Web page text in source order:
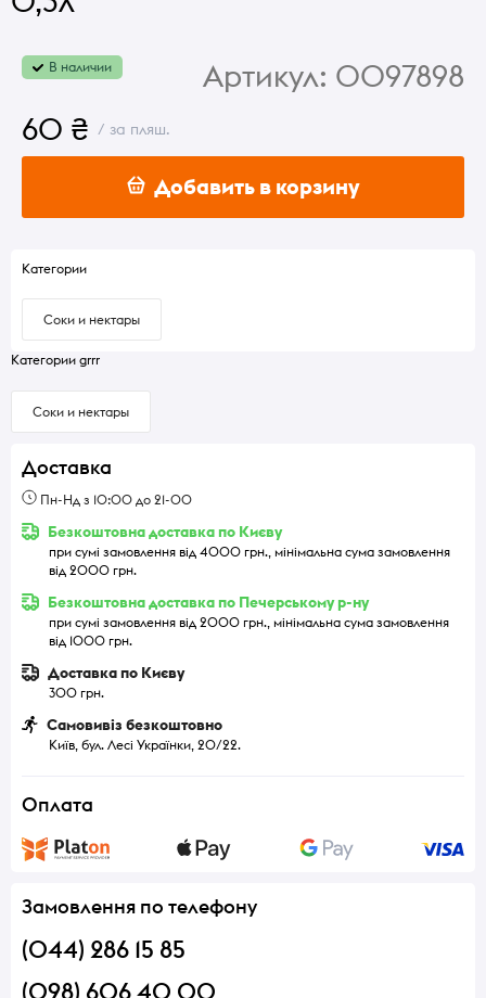
В наличии Артикул: 0097898
60 ₴ / за пляш.
Добавить в корзину
Категории
Соки и нектары
Категории grrr
Соки и нектары
Доставка
Пн-Нд з 10:00 до 21-00
Безкоштовна доставка по Києву
при сумі замовлення від 4000 грн., мінімальна сума замовлення
від 2000 грн.
Безкоштовна доставка по Печерському р-ну
при сумі замовлення від 2000 грн., мінімальна сума замовлення
від 1000 грн.
Доставка по Києву
300 грн.
Самовивіз безкоштовно
Київ, бул. Лесі Українки, 20/22.
Оплата
Замовлення по телефону
(044) 286 15 85
(098) 606 40 00